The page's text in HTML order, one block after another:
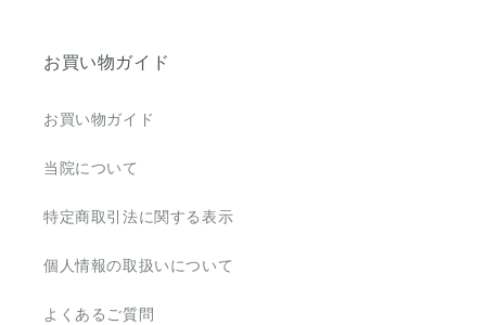
お買い物ガイド
お買い物ガイド
当院について
特定商取引法に関する表示
個人情報の取扱いについて
よくあるご質問